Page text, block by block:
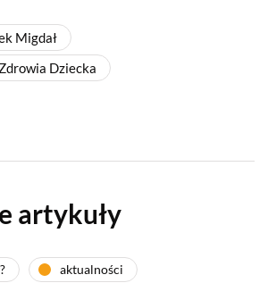
Migdał
Dziecka
artykuły
aktualności